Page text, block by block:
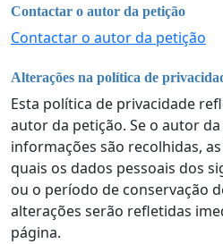
Contactar o autor da petição
Contactar o autor da petição
Alterações na política de
Esta política de privacidade
autor da petição. Se o autor
informações são recolhidas,
quais os dados pessoais dos
ou o período de conservação
alterações serão refletidas
página.